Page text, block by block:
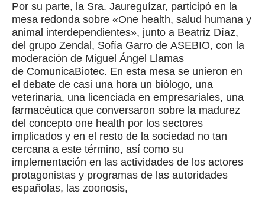
Por su parte, la Sra. Jaureguízar, participó en la
mesa redonda sobre «One health, salud humana y
animal interdependientes», junto a Beatriz Díaz,
del grupo Zendal, Sofía Garro de ASEBIO, con la
moderación de Miguel Ángel Llamas
de ComunicaBiotec. En esta mesa se unieron en
el debate de casi una hora un biólogo, una
veterinaria, una licenciada en empresariales, una
farmacéutica que conversaron sobre la madurez
del concepto one health por los sectores
implicados y en el resto de la sociedad no tan
cercana a este término, así como su
implementación en las actividades de los actores
protagonistas y programas de las autoridades
españolas, las zoonosis,